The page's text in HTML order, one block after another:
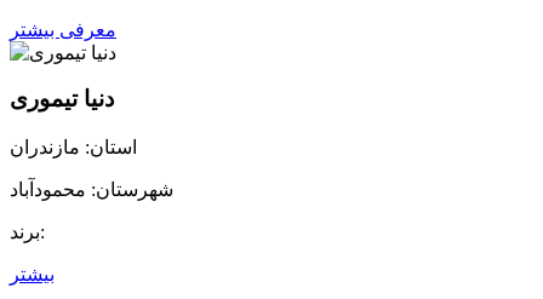
معرفی بیشتر
دنیا تیموری
استان: مازندران
شهرستان: محمودآباد
برند:
بیشتر